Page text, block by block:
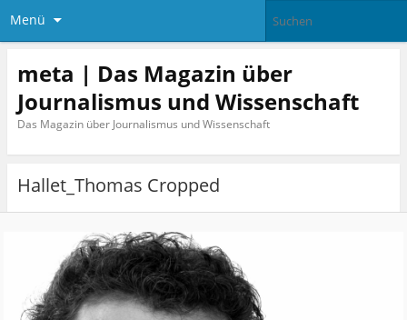
Menü
meta | Das Magazin über
Journalismus und Wissenschaft
Das Magazin über Journalismus und Wissenschaft
Hallet_Thomas Cropped